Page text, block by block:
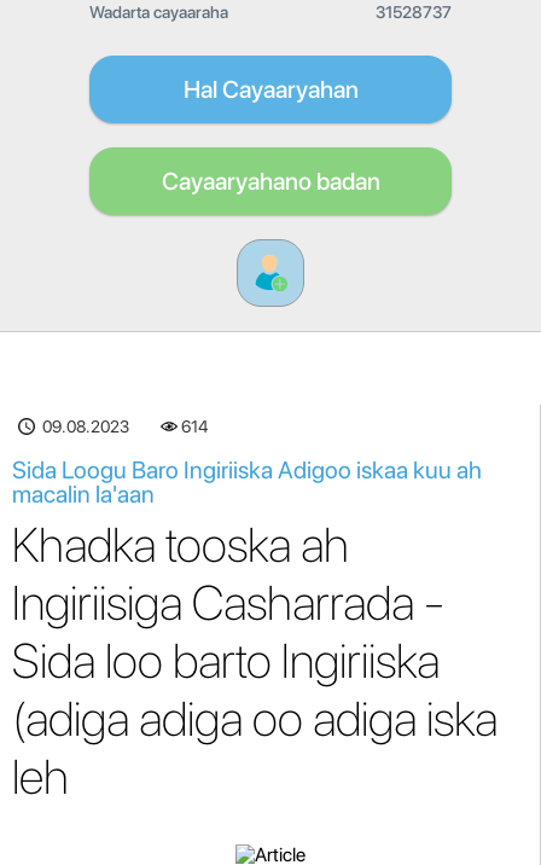
Wadarta cayaaraha 31528737
Hal Cayaaryahan
Cayaaryahano badan
09.08.2023 614
Sida Loogu Baro Ingiriiska Adigoo iskaa kuu ah
macalin la'aan
Khadka tooska ah
Ingiriisiga Casharrada -
Sida loo barto Ingiriiska
(adiga adiga oo adiga iska
leh